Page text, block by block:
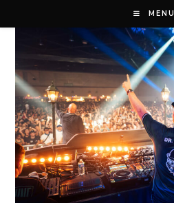
MENU